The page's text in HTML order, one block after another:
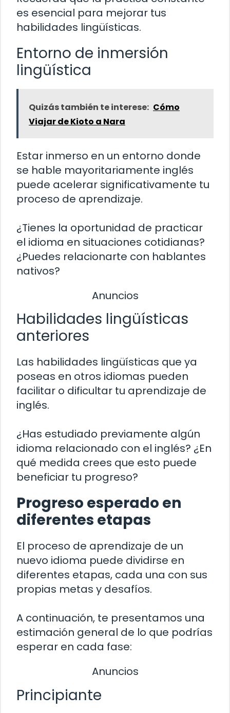
es esencial para mejorar tus
habilidades lingüísticas.
Entorno de inmersión
lingüística
Quizás también te interese: Cómo
Viajar de Kioto a Nara
Estar inmerso en un entorno donde
se hable mayoritariamente inglés
puede acelerar significativamente tu
proceso de aprendizaje.
¿Tienes la oportunidad de practicar
el idioma en situaciones cotidianas?
¿Puedes relacionarte con hablantes
nativos?
Anuncios
Habilidades lingüísticas
anteriores
Las habilidades lingüísticas que ya
poseas en otros idiomas pueden
facilitar o dificultar tu aprendizaje de
inglés.
¿Has estudiado previamente algún
idioma relacionado con el inglés? ¿En
qué medida crees que esto puede
beneficiar tu progreso?
Progreso esperado en
diferentes etapas
El proceso de aprendizaje de un
nuevo idioma puede dividirse en
diferentes etapas, cada una con sus
propias metas y desafíos.
A continuación, te presentamos una
estimación general de lo que podrías
esperar en cada fase:
Anuncios
Principiante